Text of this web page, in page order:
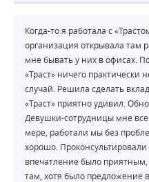
Когда-то я работала с
организация открывала там
мне бывать у них в офисах.
«Траст» ничего практически
случай. Решила сделать
«Траст» приятно удивил.
Девушки-сотрудницы мне
мере, работали мы без
хорошо.
впечатление было
там, хотя было предложение